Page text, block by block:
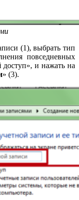
(1), выбрать тип
повседневных
и нажать на
» (3).